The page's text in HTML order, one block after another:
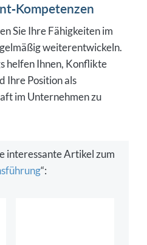
Kompetenzen
Sie Ihre Fähigkeiten im
weiterentwickeln.
helfen Ihnen, Konflikte
Ihre Position als
im Unternehmen zu
interessante Artikel zum
“: